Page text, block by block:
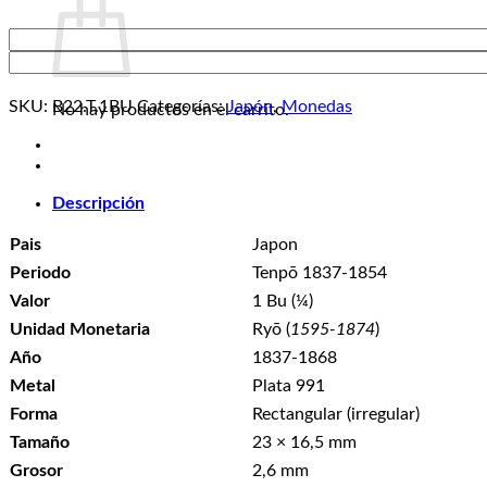
No hay productos en el carrito.
SKU: B22.T.1BU Categorías:Japón,Monedas
Descripción
Pais
Japon
Periodo
Tenpō 1837-1854
Valor
1 Bu (¼)
Unidad Monetaria
Ryō (1595-1874)
Año
1837-1868
Metal
Plata 991
Forma
Rectangular (irregular)
Tamaño
23 × 16,5 mm
Grosor
2,6 mm